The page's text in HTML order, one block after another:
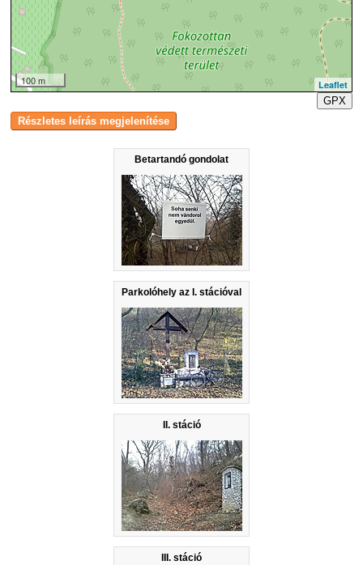
Betartandó gondolat
Parkolóhely az I. stációval
II. stáció
III. stáció
100 m
Leaflet
GPX